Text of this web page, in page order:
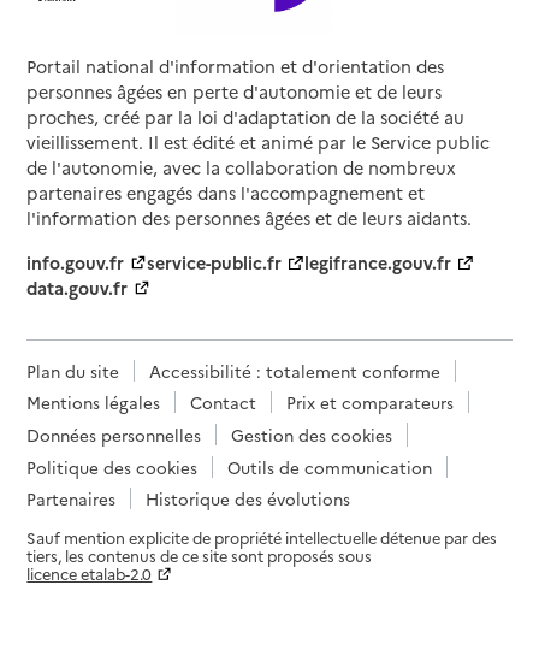
Portail national d'information et d'orientation des
personnes âgées en perte d'autonomie et de leurs
proches, créé par la loi d'adaptation de la société au
vieillissement. Il est édité et animé par le Service public
de l'autonomie, avec la collaboration de nombreux
partenaires engagés dans l'accompagnement et
l'information des personnes âgées et de leurs aidants.
info.gouv.fr
service-public.fr
legifrance.gouv.fr
data.gouv.fr
Plan du site
Accessibilité : totalement conforme
Mentions légales
Contact
Prix et comparateurs
Données personnelles
Gestion des cookies
Politique des cookies
Outils de communication
Partenaires
Historique des évolutions
Sauf mention explicite de propriété intellectuelle détenue par des
tiers, les contenus de ce site sont proposés sous
licence etalab-2.0